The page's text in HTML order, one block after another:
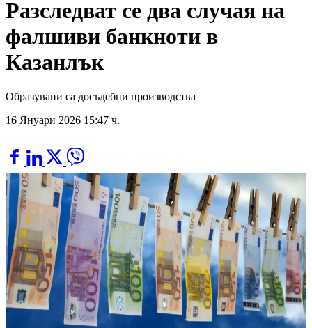
Разследват се два случая на
фалшиви банкноти в
Казанлък
Образувани са досъдебни производства
16 Януари 2026 15:47 ч.